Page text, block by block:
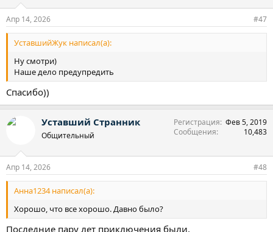
Апр 14, 2026 #47
УставшийЖук написал(а):
Ну смотри)
Наше дело предупредить
Спасибо))
Уставший Странник
Общительный
Регистрация Фев 5, 2019
Сообщения
10,483
Апр 14, 2026 #48
Анна1234 написал(а):
Хорошо, что все хорошо. Давно было?
Последние пару лет приключения были.